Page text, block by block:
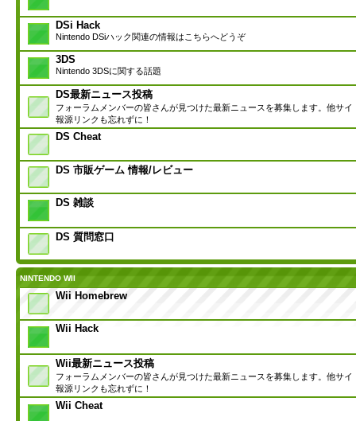
DSi Hack
Nintendo DSiハック関連の情報はこちらへどうぞ
3DS
Nintendo 3DSに関する話題
DS最新ニュース投稿
フォーラムメンバーの皆さんが見つけた最新ニュースを募集します。他サイ
報源リンクも忘れずに！
DS Cheat
DS 市販ゲーム 情報/レビュー
DS 雑談
DS 質問窓口
NINTENDO WII
Wii Homebrew
Wii Hack
Wii最新ニュース投稿
フォーラムメンバーの皆さんが見つけた最新ニュースを募集します。他サイ
報源リンクも忘れずに！
Wii Cheat